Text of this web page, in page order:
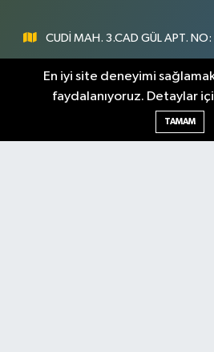
CUDİ MAH. 3.CAD GÜL APT. NO:
0547 300
[email
En iyi site deneyimi
faydalanıyoruz. Detaylar
TAMAM